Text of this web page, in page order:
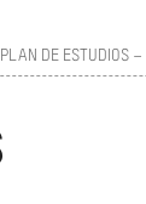
PLAN DE ESTUDIOS